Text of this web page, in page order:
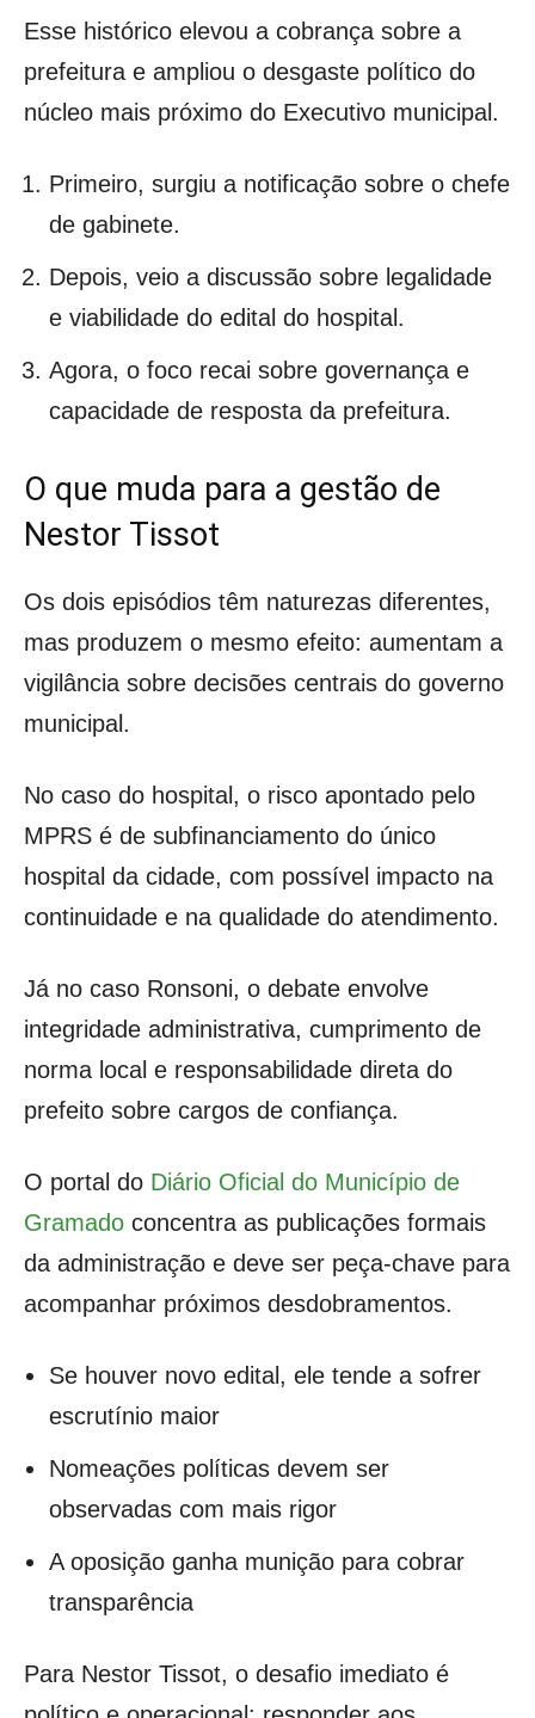
Esse histórico elevou a cobrança sobre a
prefeitura e ampliou o desgaste político do
núcleo mais próximo do Executivo municipal.
Primeiro, surgiu a notificação sobre o chefe
de gabinete.
Depois, veio a discussão sobre legalidade
e viabilidade do edital do hospital.
Agora, o foco recai sobre governança e
capacidade de resposta da prefeitura.
O que muda para a gestão de
Nestor Tissot
Os dois episódios têm naturezas diferentes,
mas produzem o mesmo efeito: aumentam a
vigilância sobre decisões centrais do governo
municipal.
No caso do hospital, o risco apontado pelo
MPRS é de subfinanciamento do único
hospital da cidade, com possível impacto na
continuidade e na qualidade do atendimento.
Já no caso Ronsoni, o debate envolve
integridade administrativa, cumprimento de
norma local e responsabilidade direta do
prefeito sobre cargos de confiança.
O portal do Diário Oficial do Município de
Gramado concentra as publicações formais
da administração e deve ser peça-chave para
acompanhar próximos desdobramentos.
Se houver novo edital, ele tende a sofrer
escrutínio maior
Nomeações políticas devem ser
observadas com mais rigor
A oposição ganha munição para cobrar
transparência
Para Nestor Tissot, o desafio imediato é